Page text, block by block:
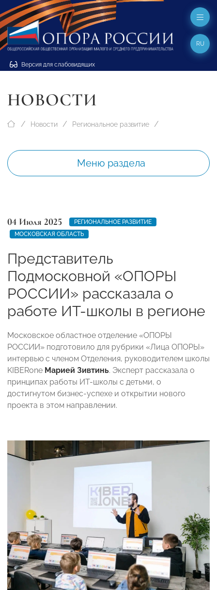
Версия для слабовидящих
RU
НОВОСТИ
Новости Региональное развитие
Меню раздела
04 Июля 2025
РЕГИОНАЛЬНОЕ РАЗВИТИЕ
МОСКОВСКАЯ ОБЛАСТЬ
Представитель
Подмосковной «ОПОРЫ
РОССИИ» рассказала о
работе ИТ-школы в регионе
Московское областное отделение «ОПОРЫ
РОССИИ» подготовило для рубрики «Лица ОПОРЫ»
интервью с членом Отделения, руководителем школы
KIBERone Марией Зивтинь. Эксперт рассказала о
принципах работы ИТ-школы с детьми, о
достигнутом бизнес-успехе и открытии нового
проекта в этом направлении.